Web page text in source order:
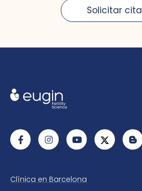
Solicitar cita
Clínica en Barcelona